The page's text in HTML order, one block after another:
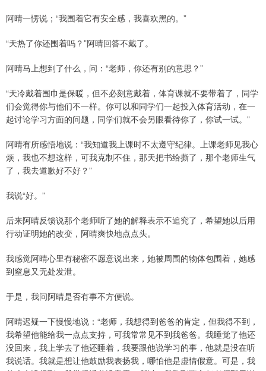
阿晴一愣说；“我围着它有安全感，我喜欢黑的。”
“天热了你还围着吗？”阿晴回答不戴了。
阿晴马上想到了什么，问：“老师，你还有别的意思？”
“天冷戴着围巾是保暖，但不必刻意戴着，体育课就不要带着了，同学
们会觉得你与他们不一样。你可以和同学们一起投入体育活动，在一
起讨论学习方面的问题，同学们就不会另眼看待你了，你试一试。”
阿晴有所感悟地说：“我知道我上课时不太遵守纪律。上课老师见我心
烦，我也不想这样，可我克制不住，那天把书给撕了，那个老师生气
了，我去道歉好不好？”
我说“好。”
后来阿晴反馈说那个老师听了她的解释表示不追究了，希望她以后用
行动证明她的改变，阿晴爽快地点点头。
我感觉阿晴心里有秘密不愿意说出来，她被周围的物体包围着，她感
到窒息又无处发泄。
于是，我问阿晴是否有事不方便说。
阿晴迟疑一下慢慢地说：“老师，我想得到爸爸的肯定，但我得不到，
我希望他能给我一点点支持，可我常常见不到我爸爸。我睡觉了他还
没回来，我上学去了他还睡着，我要跟他说学习的事，他就是没在听
我说话。我就是想让他鼓励我表扬我，哪怕他是虚情假意。可是，我